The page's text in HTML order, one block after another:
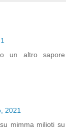
un altro sapore
2021
mimma milioti su